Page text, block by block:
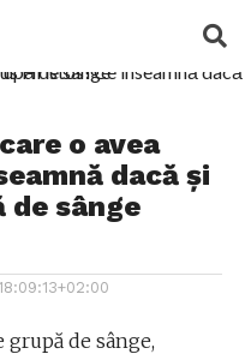
o avea
dacă și
de sânge
de sânge,